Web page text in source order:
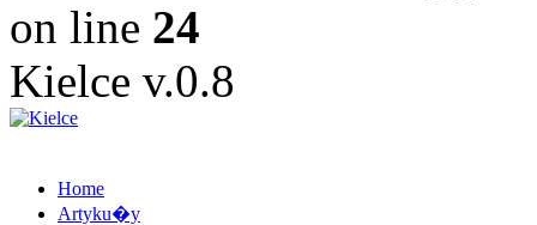
on line 24
Kielce v.0.8
Home
Artyku�y